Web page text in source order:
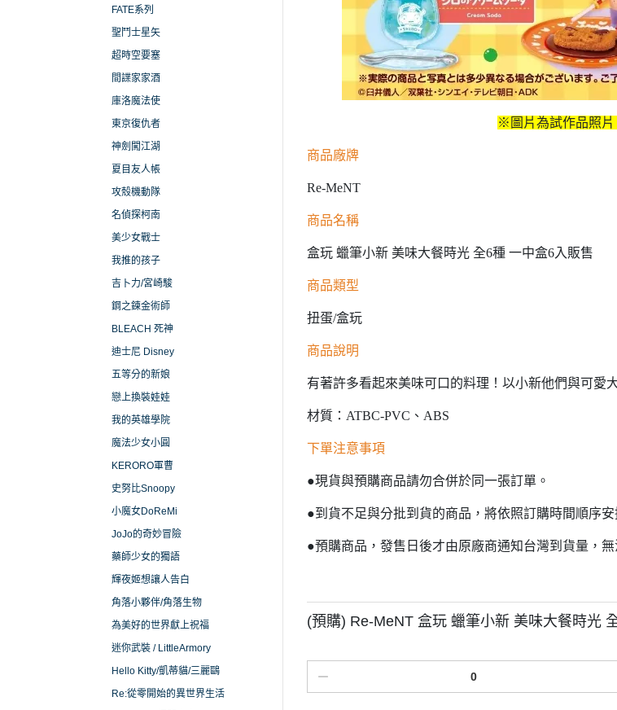
FATE系列
聖鬥士星矢
超時空要塞
間諜家家酒
庫洛魔法使
東京復仇者
神劍闖江湖
夏目友人帳
攻殼機動隊
名偵探柯南
美少女戰士
我推的孩子
吉卜力/宮崎駿
鋼之鍊金術師
BLEACH 死神
迪士尼 Disney
五等分的新娘
戀上換裝娃娃
我的英雄學院
魔法少女小圓
KERORO軍曹
史努比Snoopy
小魔女DoReMi
JoJo的奇妙冒險
藥師少女的獨語
輝夜姬想讓人告白
角落小夥伴/角落生物
為美好的世界獻上祝福
迷你武裝 / LittleArmory
Hello Kitty/凱蒂貓/三麗鷗
Re:從零開始的異世界生活
※圖片為試作品照
商品廠牌
Re-MeNT
商品名稱
盒玩 蠟筆小新 美味大餐時光 全6種 一中盒6入販售
商品類型
扭蛋/盒玩
商品說明
有著許多看起來美味可口的料理！以小新他們與可愛
材質：ATBC-PVC、ABS
下單注意事項
●現貨與預購商品請勿合併於同一張訂單。
●到貨不足與分批到貨的商品，將依照訂購時間順序安
●預購商品，發售日後才由原廠商通知台灣到貨量，
(預購) Re-MeNT 盒玩 蠟筆小新 美味大餐時光